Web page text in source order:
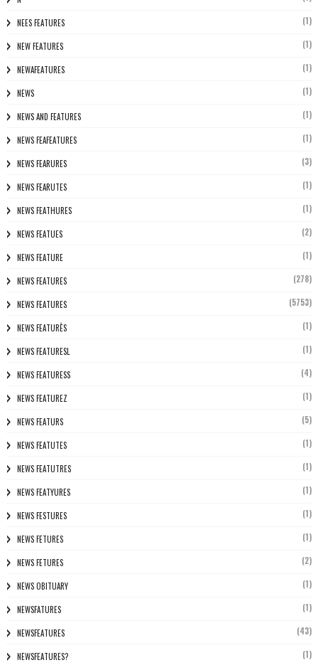
NEES FEATURES (1)
NEW FEATURES (1)
NEWAFEATURES (1)
NEWS (1)
NEWS AND FEATURES (1)
NEWS FEAFEATURES (1)
NEWS FEARURES (3)
NEWS FEARUTES (1)
NEWS FEATHURES (1)
NEWS FEATUES (2)
NEWS FEATURE (1)
NEWS FEATURES (278)
NEWS FEATURES (5753)
NEWS FEATURÈS (1)
NEWS FEATURESL (1)
NEWS FEATURESS (4)
NEWS FEATUREZ (1)
NEWS FEATURS (5)
NEWS FEATUTES (1)
NEWS FEATUTRES (1)
NEWS FEATYURES (1)
NEWS FESTURES (1)
NEWS FETURES (1)
NEWS FETURES (2)
NEWS OBITUARY (1)
NEWSFATURES (1)
NEWSFEATURES (43)
NEWSFEATURES? (1)